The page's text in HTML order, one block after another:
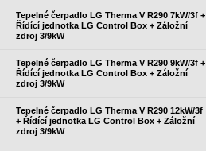
Tepelné čerpadlo LG Therma V R290 7kW/3f +
Řídící jednotka LG Control Box + Záložní
zdroj 3/9kW
Tepelné čerpadlo LG Therma V R290 9kW/3f +
Řídící jednotka LG Control Box + Záložní
zdroj 3/9kW
Tepelné čerpadlo LG Therma V R290 12kW/3f
+ Řídící jednotka LG Control Box + Záložní
zdroj 3/9kW